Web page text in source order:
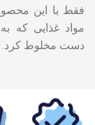
فقط با این
مواد غذایی که
دست مخلوط کرد.